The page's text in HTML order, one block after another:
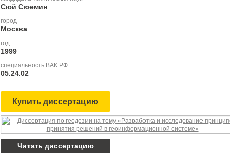
Сюй Сюемин
город
Москва
год
1999
специальность ВАК РФ
05.24.02
Купить диссертацию
Читать диссертацию